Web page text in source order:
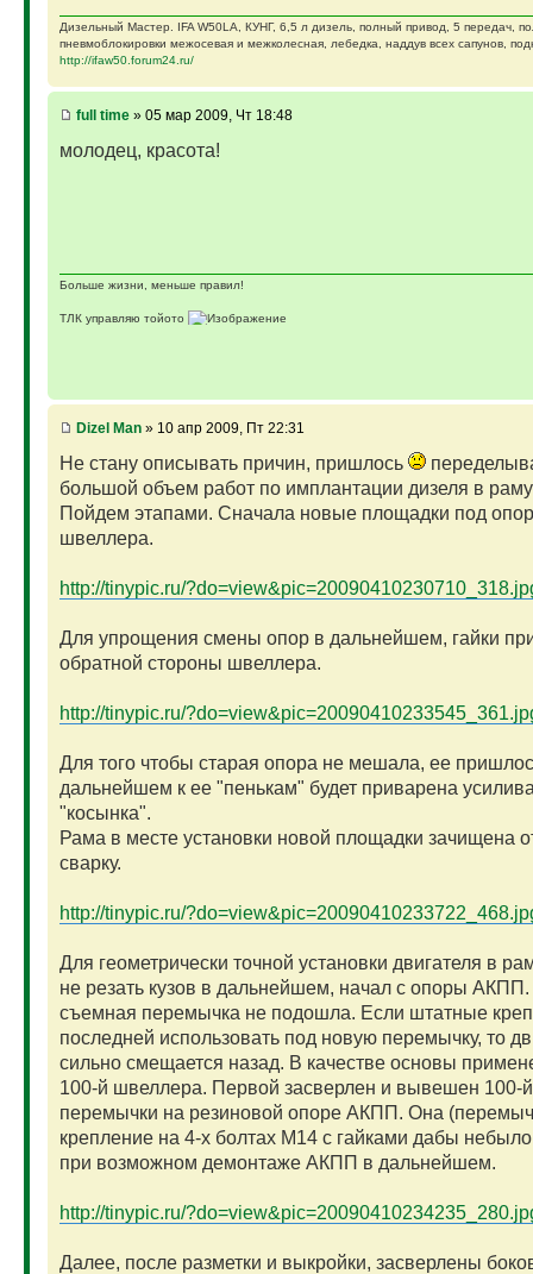
Дизельный Мастер. IFA W50LA, КУНГ, 6,5 л дизель, полный привод, 5 передач,
пневмоблокировки межосевая и межколесная, лебедка, наддув всех сапунов,
http://ifaw50.forum24.ru/
full time» 05 мар 2009, Чт 18:48
молодец, красота!
Больше жизни, меньше правил!
ТЛК управляю тойото
Dizel Man» 10 апр 2009, Пт 22:31
Не стану описывать причин, пришлось
большой объем работ по имплантации дизеля в
Пойдем этапами. Сначала новые площадки под
швеллера.
http://tinypic.ru/
Для упрощения смены опор в дальнейшем, гайки
обратной стороны швеллера.
http://tinypic.ru/
Для того чтобы старая опора не мешала, ее
дальнейшем к ее "пенькам" будет приварена
"косынка".
Рама в месте установки новой площадки зачищена
сварку.
http://tinypic.ru/
Для геометрически точной установки двигателя в
не резать кузов в дальнейшем, начал с опоры
съемная перемычка не подошла. Если штатные
последней использовать под новую перемычку, то
сильно смещается назад. В качестве основы
100-й швеллера. Первой засверлен и вывешен 100-
перемычки на резиновой опоре АКПП. Она
крепление на 4-х болтах М14 с гайками дабы
при возможном демонтаже АКПП в дальнейшем.
http://tinypic.ru/
Далее, после разметки и выкройки, засверлены